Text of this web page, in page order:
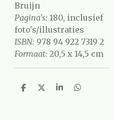
Bruijn
Pagina's: 180, inclusief
foto's/illustraties
ISBN: 978 94 922 7319 2
Formaat: 20,5 x 14,5 cm
D
D
S
D